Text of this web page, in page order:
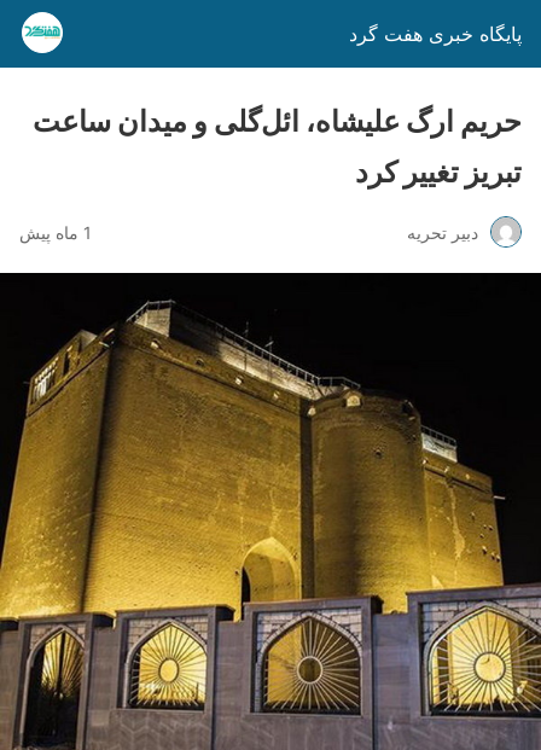
پایگاه خبری هفت گرد
حریم ارگ علیشاه، ائل‌گلی و میدان ساعت
تبریز تغییر کرد
دبیر تحریه 1 ماه پیش